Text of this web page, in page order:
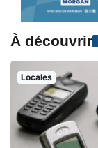
À découvrir
Locales